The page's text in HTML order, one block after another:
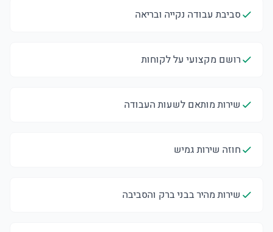
סביבת עבודה נקייה ובריאה
רושם מקצועי על לקוחות
שירות מותאם לשעות העבודה
חוזה שירות גמיש
שירות מהיר בבני ברק והסביבה